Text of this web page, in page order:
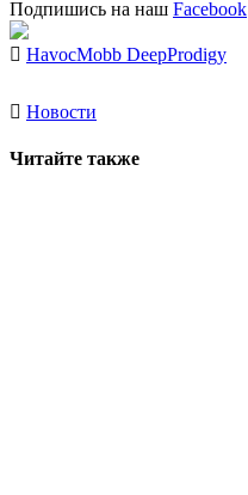
Подпишись на наш Facebook
HavocMobb DeepProdigy
Новости
Читайте также